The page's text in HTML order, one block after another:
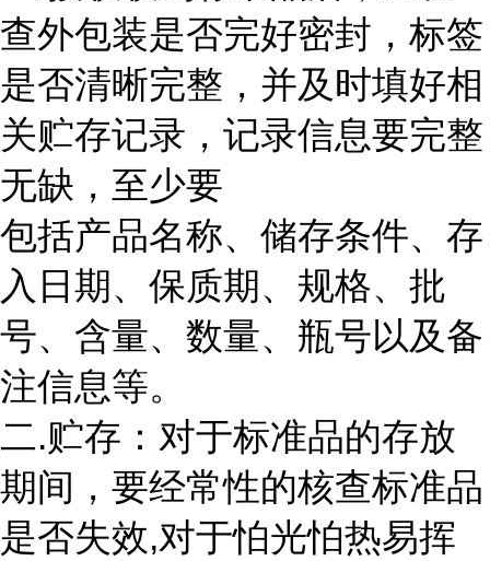
查外包装是否完好密封，标签
是否清晰完整，并及时填好相
关贮存记录，记录信息要完整
无缺，至少要
包括产品名称、储存条件、存
入日期、保质期、规格、批
号、含量、数量、瓶号以及备
注信息等。
二.贮存：对于标准品的存放
期间，要经常性的核查标准品
是否失效,对于怕光怕热易挥